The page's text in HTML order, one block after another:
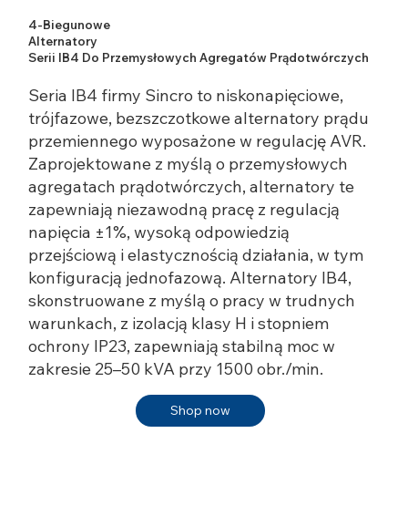
4-Biegunowe
Alternatory
Serii IB4 Do Przemysłowych Agregatów Prądotwórczych
Seria IB4 firmy Sincro to niskonapięciowe,
trójfazowe, bezszczotkowe alternatory prądu
przemiennego wyposażone w regulację AVR.
Zaprojektowane z myślą o przemysłowych
agregatach prądotwórczych, alternatory te
zapewniają niezawodną pracę z regulacją
napięcia ±1%, wysoką odpowiedzią
przejściową i elastycznością działania, w tym
konfiguracją jednofazową. Alternatory IB4,
skonstruowane z myślą o pracy w trudnych
warunkach, z izolacją klasy H i stopniem
ochrony IP23, zapewniają stabilną moc w
zakresie 25–50 kVA przy 1500 obr./min.
Shop now